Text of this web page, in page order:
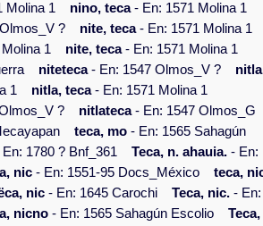
Molina 1 nino, teca- En: 1571 Molina 1
? nite, teca- En: 1571 Molina 1
1 nite, teca- En: 1571 Molina 1
niteteca- En: 1547 Olmos_V ?
1 nitla, teca- En: 1571 Molina 1
? nitlateca- En: 1547 Olmos_G
teca, mo - En: 1565 Sahagún
En: 1780 ? Bnf_361 Teca, n. ahauia. - En:
nic - En: 1551-95 Docs_México
teca,
nic - En: 1645 Carochi Teca, nic. - En:
nicno - En: 1565 Sahagún Escolio
Teca,